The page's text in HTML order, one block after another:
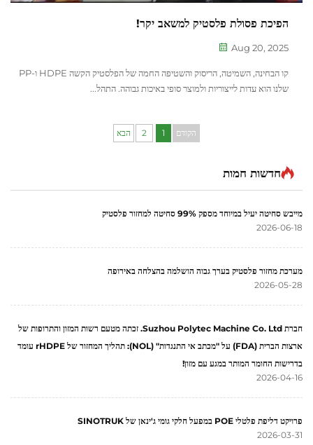
הפיכת פסולת פלסטיק למשאב יקר!
Aug 20, 2025
קו הבחינה, השמיטה, הריסוק והשטיפה החמה של הפלסטיק הקשה HDPE ו-PP
שלנו הוא עדות לייצוריות ולמוצר סופי באיכות גבוהה. התהל...
הקודם 1
2 הבא
חדשות חמות
מייבש סחיטה יעיל במיוחד מספק 99% סחיטה למחזור פלסטיק
2026-06-18
מערכת מחזור פלסטיק בערך גבוה הושלמה בהצלחה באירופה
2026-05-28
חברת Suzhou Polytec Machine Co. Ltd. זכתה מטעם רשות המזון והתרופות של
ארצות הברית (FDA) על "מכתב אי התנגדות" (NOL): תהליך המחזור של rHDPE עומד
בדרישות החומר המותר במגע עם מזון!
2026-04-16
פרויקט דליפת פלטלי POE במפעל חלקי גומי ג'ינאן של SINOTRUK
2026-03-31